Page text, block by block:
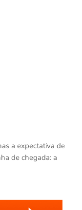
a expectativa de
de chegada: a